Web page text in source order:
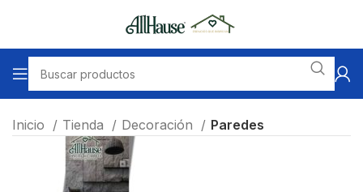
Inicio Tienda Decoración Paredes